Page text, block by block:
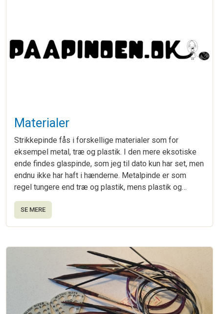
Materialer
Strikkepinde fås i forskellige materialer som for
eksempel metal, træ og plastik. I den mere eksotiske
ende findes glaspinde, som jeg til dato kun har set, men
endnu ikke har haft i hænderne. Metalpinde er som
regel tungere end træ og plastik, mens plastik og…
SE MERE